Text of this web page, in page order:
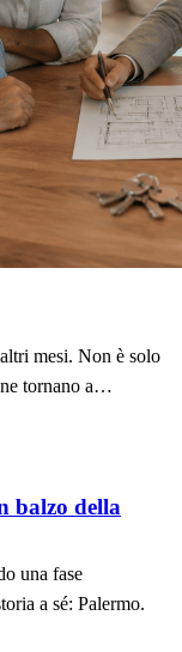
mesi. Non è solo
tornano a…
balzo della
una fase
a sé: Palermo.